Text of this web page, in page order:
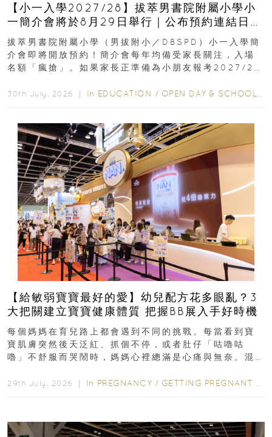
【小一入學2027/28】拔萃男書院附屬小學小
一簡介會將於8月29日舉行｜公布預約連結日期
｜更設有網上重溫
拔萃男書院附屬小學（男拔附小／DBSPD）小一入學簡
介會即將開放預約！簡介會每年均備受家長關注，入場
名額「瘋搶」。如果家長正準備為小朋友報考2027/28
30th July, 2026 ｜ In EDUCATION / OPEN DAY & SCHOOL EVENTS
【給敏弱寶寶最好的愛】幼兒配方花多眼亂？3
大把關建立寶寶健康體質 把握BB展入手好時機
每個媽媽在育兒路上都會遇到不同的挑戰。每當看到寶
寶肌膚突然後天泛紅、抓個不停，或者肚仔「咕嚕咕
嚕」不舒服而哭鬧時，媽媽心裡總滿是心痛與無奈。混
29th July, 2026 ｜ In PREGNANCY / GETTING PREGNANT